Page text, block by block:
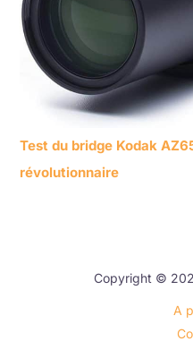
Test du bridge Kodak
révolutionnaire
Copyright ©
A